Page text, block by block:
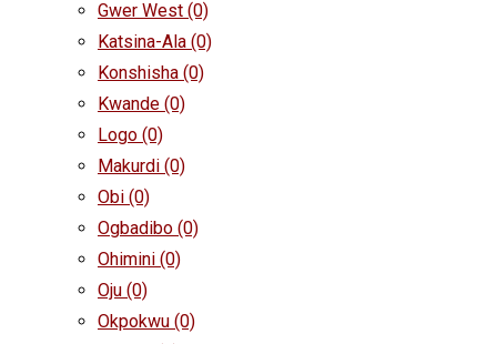
Gwer West (0)
Katsina-Ala (0)
Konshisha (0)
Kwande (0)
Logo (0)
Makurdi (0)
Obi (0)
Ogbadibo (0)
Ohimini (0)
Oju (0)
Okpokwu (0)